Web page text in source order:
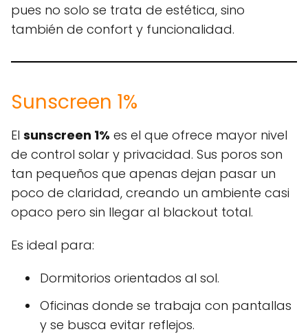
pues no solo se trata de estética, sino
también de confort y funcionalidad.
Sunscreen 1%
El sunscreen 1% es el que ofrece mayor nivel
de control solar y privacidad. Sus poros son
tan pequeños que apenas dejan pasar un
poco de claridad, creando un ambiente casi
opaco pero sin llegar al blackout total.
Es ideal para:
Dormitorios orientados al sol.
Oficinas donde se trabaja con pantallas
y se busca evitar reflejos.